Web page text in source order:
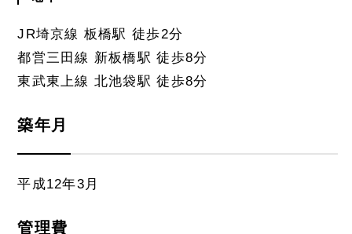
JR埼京線 板橋駅 徒歩2分
都営三田線 新板橋駅 徒歩8分
東武東上線 北池袋駅 徒歩8分
築年月
平成12年3月
管理費